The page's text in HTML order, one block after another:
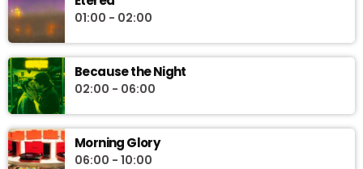
01:00 - 02:00
Because the Night
02:00 - 06:00
Morning Glory
06:00 - 10:00